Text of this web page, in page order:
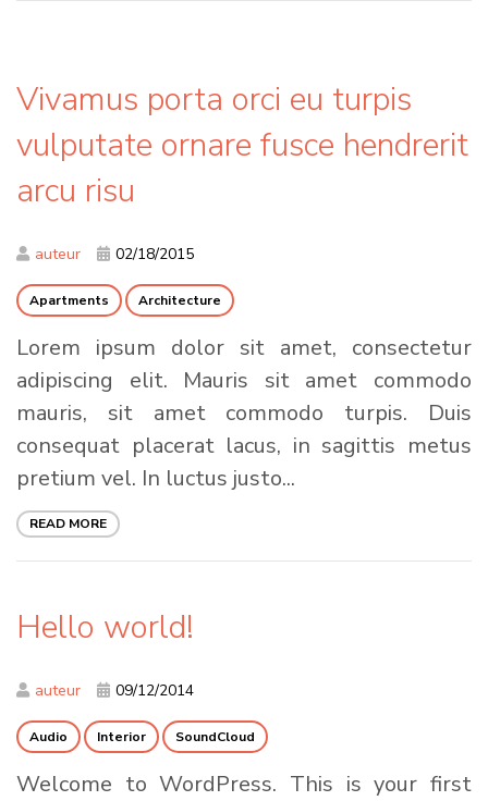
Vivamus porta orci eu turpis
vulputate ornare fusce hendrerit
arcu risu
auteur 02/18/2015
Apartments Architecture
Lorem ipsum dolor sit amet, consectetur
adipiscing elit. Mauris sit amet commodo
mauris, sit amet commodo turpis. Duis
consequat placerat lacus, in sagittis metus
pretium vel. In luctus justo...
READ MORE
Hello world!
auteur 09/12/2014
Audio Interior SoundCloud
Welcome to WordPress. This is your first